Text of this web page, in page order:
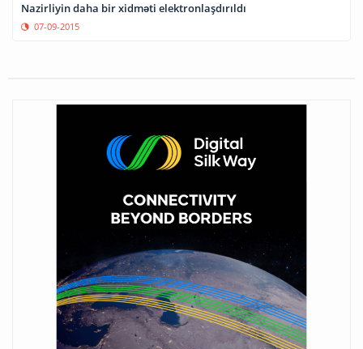
Nazirliyin daha bir xidməti elektronlaşdırıldı
07-09-2015